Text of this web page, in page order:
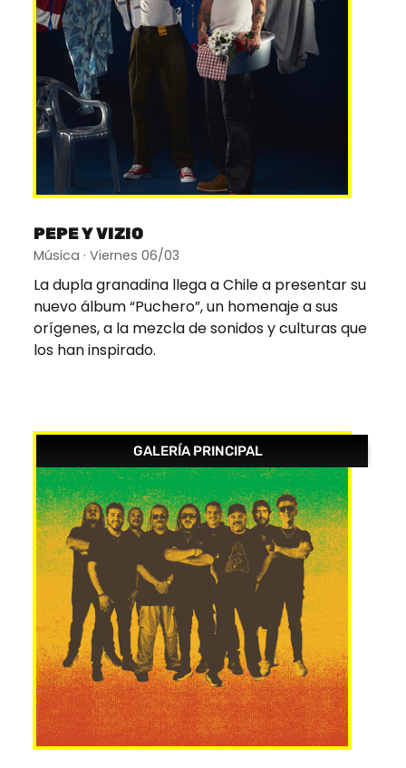
PEPE Y VIZIO
Música · Viernes 06/03
La dupla granadina llega a Chile a presentar su
nuevo álbum “Puchero”, un homenaje a sus
orígenes, a la mezcla de sonidos y culturas que
los han inspirado.
GALERÍA PRINCIPAL